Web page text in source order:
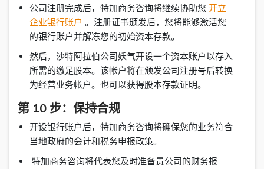
公司注册完成后，特加商务咨询将继续协助您 开立
企业银行账户 。注册证书颁发后，您将能够激活您
的银行账户并解冻您的初始资本存款。
然后，沙特阿拉伯公司妖气开设一个资本账户以存入
所需的缴足股本。该帐户将在颁发公司注册号后转换
为经营业务帐户。也可以获得股本存款证明。
第 10 步：保持合规
开设银行账户后，特加商务咨询将确保您的业务符合
当地政府的会计和税务申报政策。
特加商务咨询将代表您及时准备贵公司的财务报